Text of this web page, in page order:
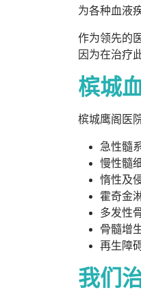
为各种血液
作为领先的
因为在治疗
槟城
槟城鹰阁医
急性髓
慢性髓
惰性及
霍奇金
多发性
骨髓增
再生障
我们